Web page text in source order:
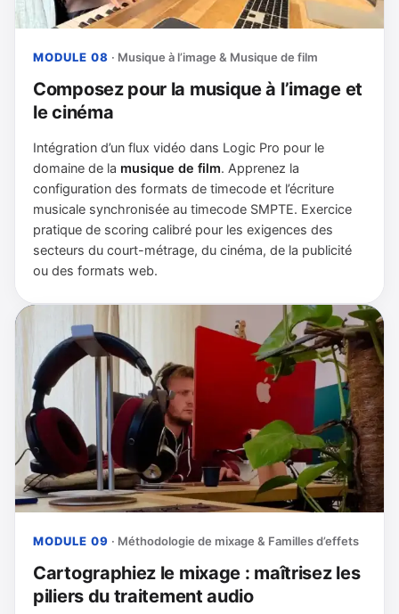
MODULE 08 · Musique à l’image & Musique de film
Composez pour la musique à l’image et
le cinéma
Intégration d’un flux vidéo dans Logic Pro pour le
domaine de la musique de film. Apprenez la
configuration des formats de timecode et l’écriture
musicale synchronisée au timecode SMPTE. Exercice
pratique de scoring calibré pour les exigences des
secteurs du court-métrage, du cinéma, de la publicité
ou des formats web.
MODULE 09 · Méthodologie de mixage & Familles d’effets
Cartographiez le mixage : maîtrisez les
piliers du traitement audio